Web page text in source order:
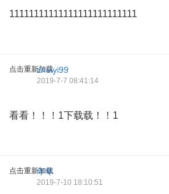
11111111111111111111111111
点击重新加载zhuiyi99
2019-7-7 08:41:14
看看！！！1下载载！！1
点击重新加载
年年
2019-7-10 18:10:51